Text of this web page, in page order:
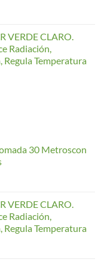
VERDE CLARO.
Radiación,
Regula Temperatura
€ 30 Metroscon
VERDE CLARO.
Radiación,
Regula Temperatura